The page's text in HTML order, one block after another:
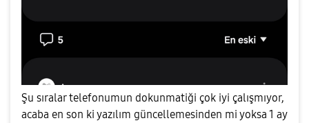
Şu sıralar telefonumun dokunmatiği çok iyi çalışmıyor,
acaba en son ki yazılım güncellemesinden mi yoksa 1 ay